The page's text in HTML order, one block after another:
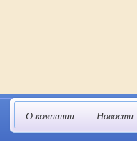
О компании Новости